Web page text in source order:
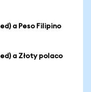
a Peso Filipino
a Złoty polaco